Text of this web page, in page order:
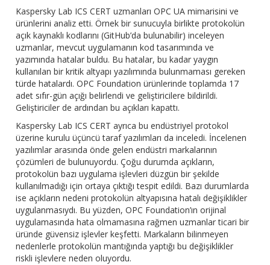
Kaspersky Lab ICS CERT uzmanları OPC UA mimarisini ve
ürünlerini analiz etti. Örnek bir sunucuyla birlikte protokolün
açık kaynaklı kodlarını (GitHub’da bulunabilir) inceleyen
uzmanlar, mevcut uygulamanın kod tasarımında ve
yazımında hatalar buldu. Bu hatalar, bu kadar yaygın
kullanılan bir kritik altyapı yazılımında bulunmaması gereken
türde hatalardı. OPC Foundation ürünlerinde toplamda 17
adet sıfır-gün açığı belirlendi ve geliştiricilere bildirildi.
Geliştiriciler de ardından bu açıkları kapattı.
Kaspersky Lab ICS CERT ayrıca bu endüstriyel protokol
üzerine kurulu üçüncü taraf yazılımları da inceledi. İncelenen
yazılımlar arasında önde gelen endüstri markalarının
çözümleri de bulunuyordu. Çoğu durumda açıkların,
protokolün bazı uygulama işlevleri düzgün bir şekilde
kullanılmadığı için ortaya çıktığı tespit edildi. Bazı durumlarda
ise açıkların nedeni protokolün altyapısına hatalı değişiklikler
uygulanmasıydı. Bu yüzden, OPC Foundation’ın orijinal
uygulamasında hata olmamasına rağmen uzmanlar ticari bir
üründe güvensiz işlevler keşfetti. Markaların bilinmeyen
nedenlerle protokolün mantığında yaptığı bu değişiklikler
riskli işlevlere neden oluyordu.